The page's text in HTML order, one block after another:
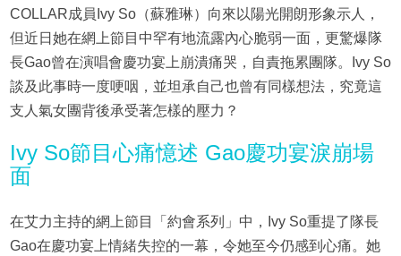
COLLAR成員Ivy So（蘇雅琳）向來以陽光開朗形象示人，
但近日她在網上節目中罕有地流露內心脆弱一面，更驚爆隊
長Gao曾在演唱會慶功宴上崩潰痛哭，自責拖累團隊。Ivy So
談及此事時一度哽咽，並坦承自己也曾有同樣想法，究竟這
支人氣女團背後承受著怎樣的壓力？
Ivy So節目心痛憶述 Gao慶功宴淚崩場
面
在艾力主持的網上節目「約會系列」中，Ivy So重提了隊長
Gao在慶功宴上情緒失控的一幕，令她至今仍感到心痛。她